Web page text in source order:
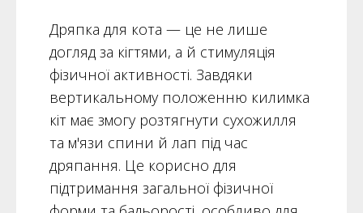
Дряпка для кота — це не лише
догляд за кігтями, а й стимуляція
фізичної активності. Завдяки
вертикальному положенню килимка
кіт має змогу розтягнути сухожилля
та м'язи спини й лап під час
дряпання. Це корисно для
підтримання загальної фізичної